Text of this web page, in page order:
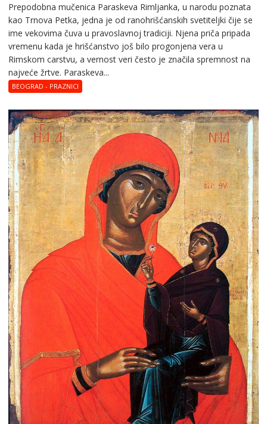
Prepodobna mučenica Paraskeva Rimljanka, u narodu poznata
kao Trnova Petka, jedna je od ranohrišćanskih svetiteljki čije se
ime vekovima čuva u pravoslavnoj tradiciji. Njena priča pripada
vremenu kada je hrišćanstvo još bilo progonjena vera u
Rimskom carstvu, a vernost veri često je značila spremnost na
najveće žrtve. Paraskeva...
BEOGRAD - PRAZNICI